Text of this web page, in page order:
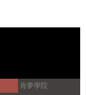
肯夢學院